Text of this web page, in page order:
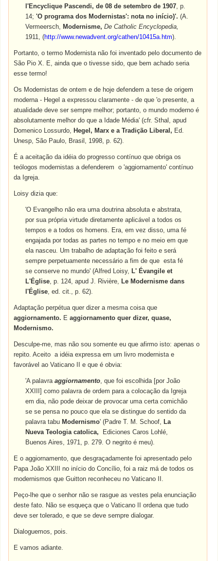
l'Encyclique Pascendi, de 08 de setembro de 1907, p.
14;'O programa dos Modernistas': nota no início)'.(A.
Vermeersch, Modernisme,De Catholic Encyclopedia,
1911, (http://www.newadvent.org/cathen/10415a.htm).
Portanto, o termo Modernista não foi inventado pelo documento de
São Pio X. E, ainda que o tivesse sido, que bem achado seria
esse termo!
Os Modernistas de ontem e de hoje defendem a tese de origem
moderna - Hegel a expressou claramente - de que 'o presente, a
atualidade deve ser sempre melhor; portanto, o mundo moderno é
absolutamente melhor do que a Idade Média' (cfr. Sthal, apud
Domenico Lossurdo, Hegel, Marx e a Tradição Liberal, Ed.
Unesp, São Paulo, Brasil, 1998, p. 62).
É a aceitação da idéia do progresso contínuo que obriga os
teólogos modernistas a defenderem o 'aggiornamento' contínuo
da Igreja.
Loisy dizia que:
'O Evangelho não era uma doutrina absoluta e abstrata,
por sua própria virtude diretamente aplicável a todos os
tempos e a todos os homens. Era, em vez disso, uma fé
engajada por todas as partes no tempo e no meio em que
ela nasceu. Um trabalho de adaptação foi feito e será
sempre perpetuamente necessário a fim de que esta fé
se conserve no mundo' (Alfred Loisy, L' Évangile et
L'Église, p. 124, apud J. Rivière, Le Modernisme dans
l'Église, ed. cit., p. 62).
Adaptação perpétua quer dizer a mesma coisa que
aggiornamento. E aggiornamento quer dizer, quase,
Modernismo.
Desculpe-me, mas não sou somente eu que afirmo isto: apenas o
repito. Aceito a idéia expressa em um livro modernista e
favorável ao Vaticano II e que é obvia:
'A palavraaggiornamento, que foi escolhida [por João
XXIII] como palavra de ordem para a colocação da Igreja
em dia, não pode deixar de provocar uma certa comichão
se se pensa no pouco que ela se distingue do sentido da
palavra tabu Modernismo' (Padre T. M. Schoof, La
Nueva Teologia catolica,
Ediciones Caros Lohlé,
Buenos Aires, 1971, p. 279. O negrito é meu).
E o aggiornamento, que desgraçadamente foi apresentado pelo
Papa João XXIII no início do Concílio, foi a raiz má de todos os
modernismos que Guitton reconheceu no Vaticano II.
Peço-lhe que o senhor não se rasgue as vestes pela enunciação
deste fato. Não se esqueça que o Vaticano II ordena que tudo
deve ser tolerado, e que se deve sempre dialogar.
Dialoguemos, pois.
E vamos adiante.